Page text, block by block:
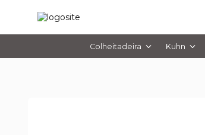
Colheitadeira Kuhn